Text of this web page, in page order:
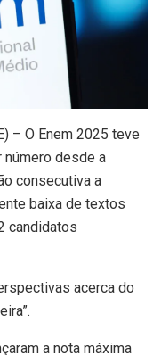
– O Enem 2025 teve
número desde a
consecutiva a
baixa de textos
candidatos
acerca do
a nota máxima